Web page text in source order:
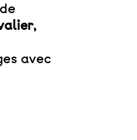
,
avec